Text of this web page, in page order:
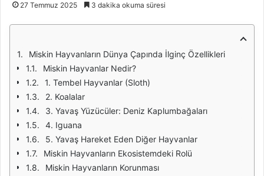
27 Temmuz 2025 3 dakika okuma süresi
Miskin Hayvanların Dünya Çapında İlginç Özellikleri
Miskin Hayvanlar Nedir?
1. Tembel Hayvanlar (Sloth)
2. Koalalar
3. Yavaş Yüzücüler: Deniz Kaplumbağaları
4. Iguana
5. Yavaş Hareket Eden Diğer Hayvanlar
Miskin Hayvanların Ekosistemdeki Rolü
Miskin Hayvanların Korunması